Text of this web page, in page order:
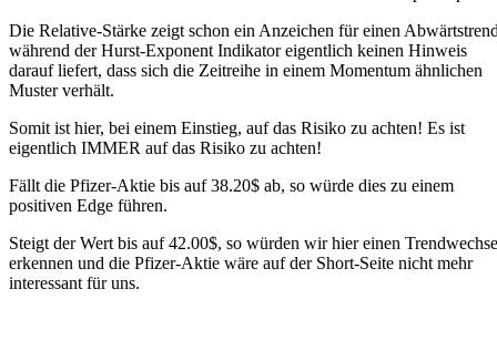
Die Relative-Stärke zeigt schon ein Anzeichen für einen
während der Hurst-Exponent Indikator eigentlich keinen Hinweis
darauf liefert, dass sich die Zeitreihe in einem Momentum ähnlichen
Muster verhält.
Somit ist hier, bei einem Einstieg, auf das Risiko zu achten! Es ist
eigentlich IMMER auf das Risiko zu achten!
Fällt die Pfizer-Aktie bis auf 38.20$ ab, so würde dies zu einem
positiven Edge führen.
Steigt der Wert bis auf 42.00$, so würden wir hier einen
erkennen und die Pfizer-Aktie wäre auf der Short-Seite nicht mehr
interessant für uns.